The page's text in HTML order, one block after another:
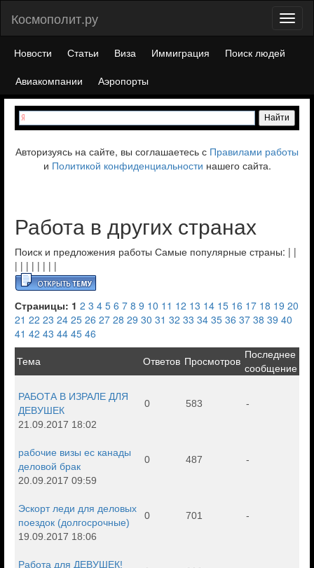
Космополит.ру
Новости Статьи Виза Иммиграция
Поиск людей
Авиакомпании
Аэропорты
Авторизуясь на сайте, вы соглашаетесь с Правилами работы
и Политикой конфиденциальности нашего сайта.
Работа в других странах
Поиск и предложения работы Самые популярные страны: | |
| | | | | | | |
Страницы: 1 2 3 4 5 6 7 8 9 10 11 12 13 14 15 16 17 18 19 20
21 22 23 24 25 26 27 28 29 30 31 32 33 34 35 36 37 38 39 40
41 42 43 44 45 46
Тема Ответов Просмотров
Последнее
сообщение
РАБОТА В ИЗРАЛЕ ДЛЯ
ДЕВУШЕК
21.09.2017 18:02
0 583 -
рабочие визы ес канады
деловой брак
20.09.2017 09:59
0 487 -
Эскорт леди для деловых
поездок (долгосрочные)
19.09.2017 18:06
0 701 -
Работа для ДЕВУШЕК!